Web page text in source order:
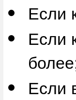
Если
Если
Если